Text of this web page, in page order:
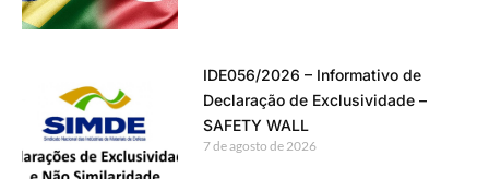
IDE056/2026 – Informativo de
Declaração de Exclusividade –
SAFETY WALL
7 de agosto de 2026